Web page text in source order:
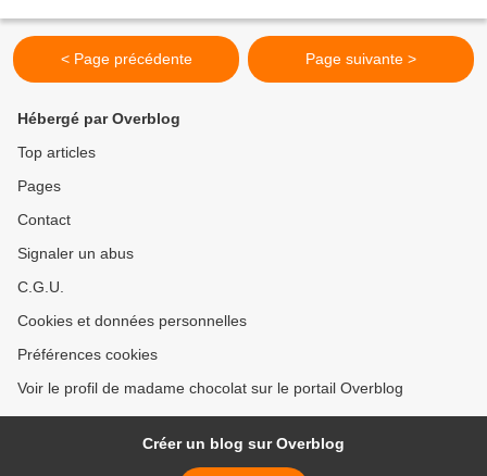
< Page précédente Page suivante >
Hébergé par Overblog
Top articles
Pages
Contact
Signaler un abus
C.G.U.
Cookies et données personnelles
Préférences cookies
Voir le profil de madame chocolat sur le portail Overblog
Créer un blog sur Overblog